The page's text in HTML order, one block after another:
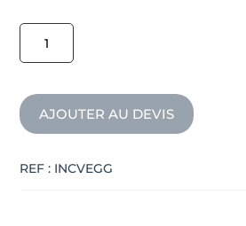
quantité
Chaise
d'extérieur
design
AJOUTER AU DEVIS
REF : INCVEGG